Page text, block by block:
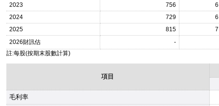
2023
756
2024
729
2025
815
2026財訊估
-
註:每股(按期末股數計算)
項目
毛利率